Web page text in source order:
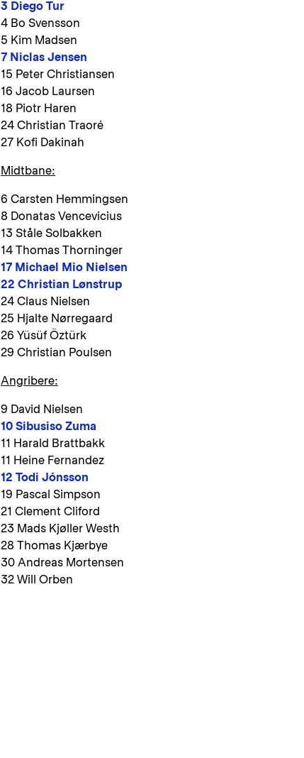
3 Diego Tur
4 Bo Svensson
5 Kim Madsen
7 Niclas Jensen
15 Peter Christiansen
16 Jacob Laursen
18 Piotr Haren
24 Christian Traoré
27 Kofi Dakinah
Midtbane:
6 Carsten Hemmingsen
8 Donatas Vencevicius
13 Ståle Solbakken
14 Thomas Thorninger
17 Michael Mio Nielsen
22 Christian Lønstrup
24 Claus Nielsen
25 Hjalte Nørregaard
26 Yüsüf Öztürk
29 Christian Poulsen
Angribere:
9 David Nielsen
10 Sibusiso Zuma
11 Harald Brattbakk
11 Heine Fernandez
12 Todi Jónsson
19 Pascal Simpson
21 Clement Cliford
23 Mads Kjøller Westh
28 Thomas Kjærbye
30 Andreas Mortensen
32 Will Orben